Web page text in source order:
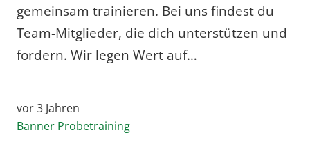
gemeinsam trainieren. Bei uns findest du
Team-Mitglieder, die dich unterstützen und
fordern. Wir legen Wert auf…
vor 3 Jahren
Banner Probetraining